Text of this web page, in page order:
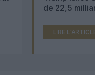
de 22,5
LIRE